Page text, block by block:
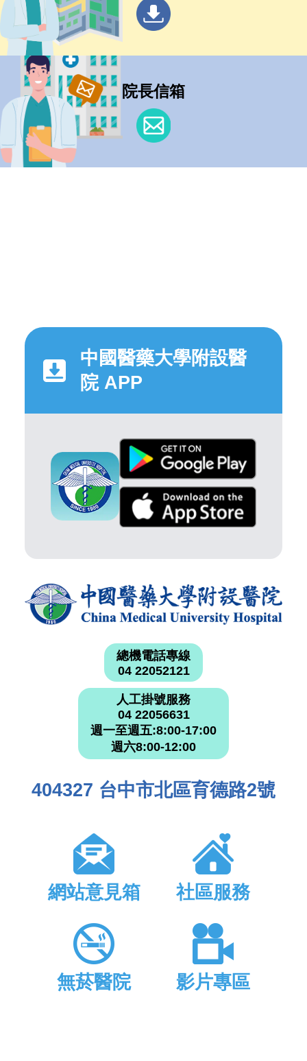
院長信箱
中國醫藥大學附設醫
院 APP
總機電話專線
04 22052121
人工掛號服務
04 22056631
週一至週五:8:00-17:00
週六8:00-12:00
404327 台中市北區育德路2號
網站意見箱 社區服務
無菸醫院 影片專區